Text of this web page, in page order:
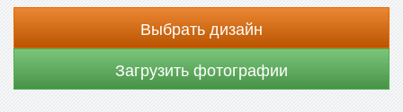
Выбрать дизайн
Загрузить фотографии